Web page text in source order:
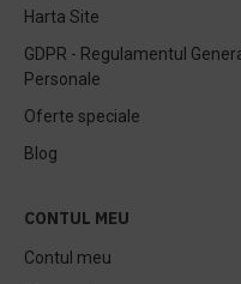
Harta Site
GDPR - Regulamentul
Personale
Oferte speciale
Blog
CONTUL MEU
Contul meu